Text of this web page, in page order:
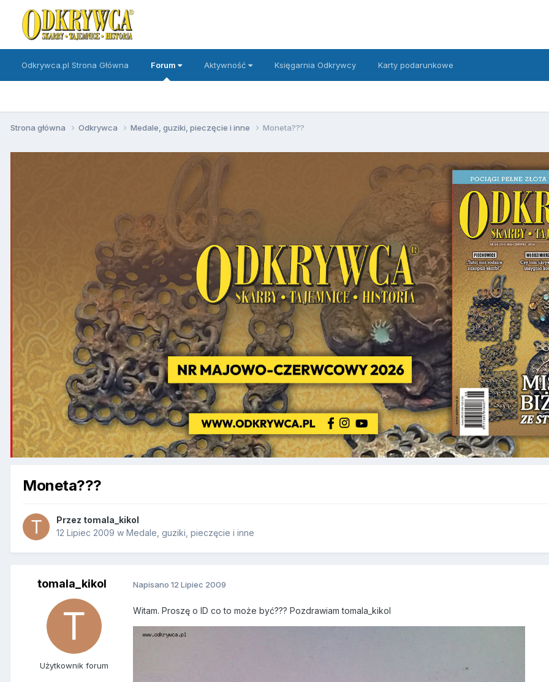
Odkrywca.pl Strona Główna Forum Aktywność Księgarnia Odkrywcy Karty podarunkowe
Strona główna Odkrywca Medale, guziki, pieczęcie i inne Moneta???
Moneta???
Przez tomala_kikol
12 Lipiec 2009 w Medale, guziki, pieczęcie i inne
tomala_kikol
Użytkownik forum
Napisano 12 Lipiec 2009
Witam. Proszę o ID co to może być??? Pozdrawiam tomala_kikol